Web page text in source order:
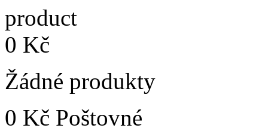
product
0 Kč
Žádné produkty
0 Kč Poštovné